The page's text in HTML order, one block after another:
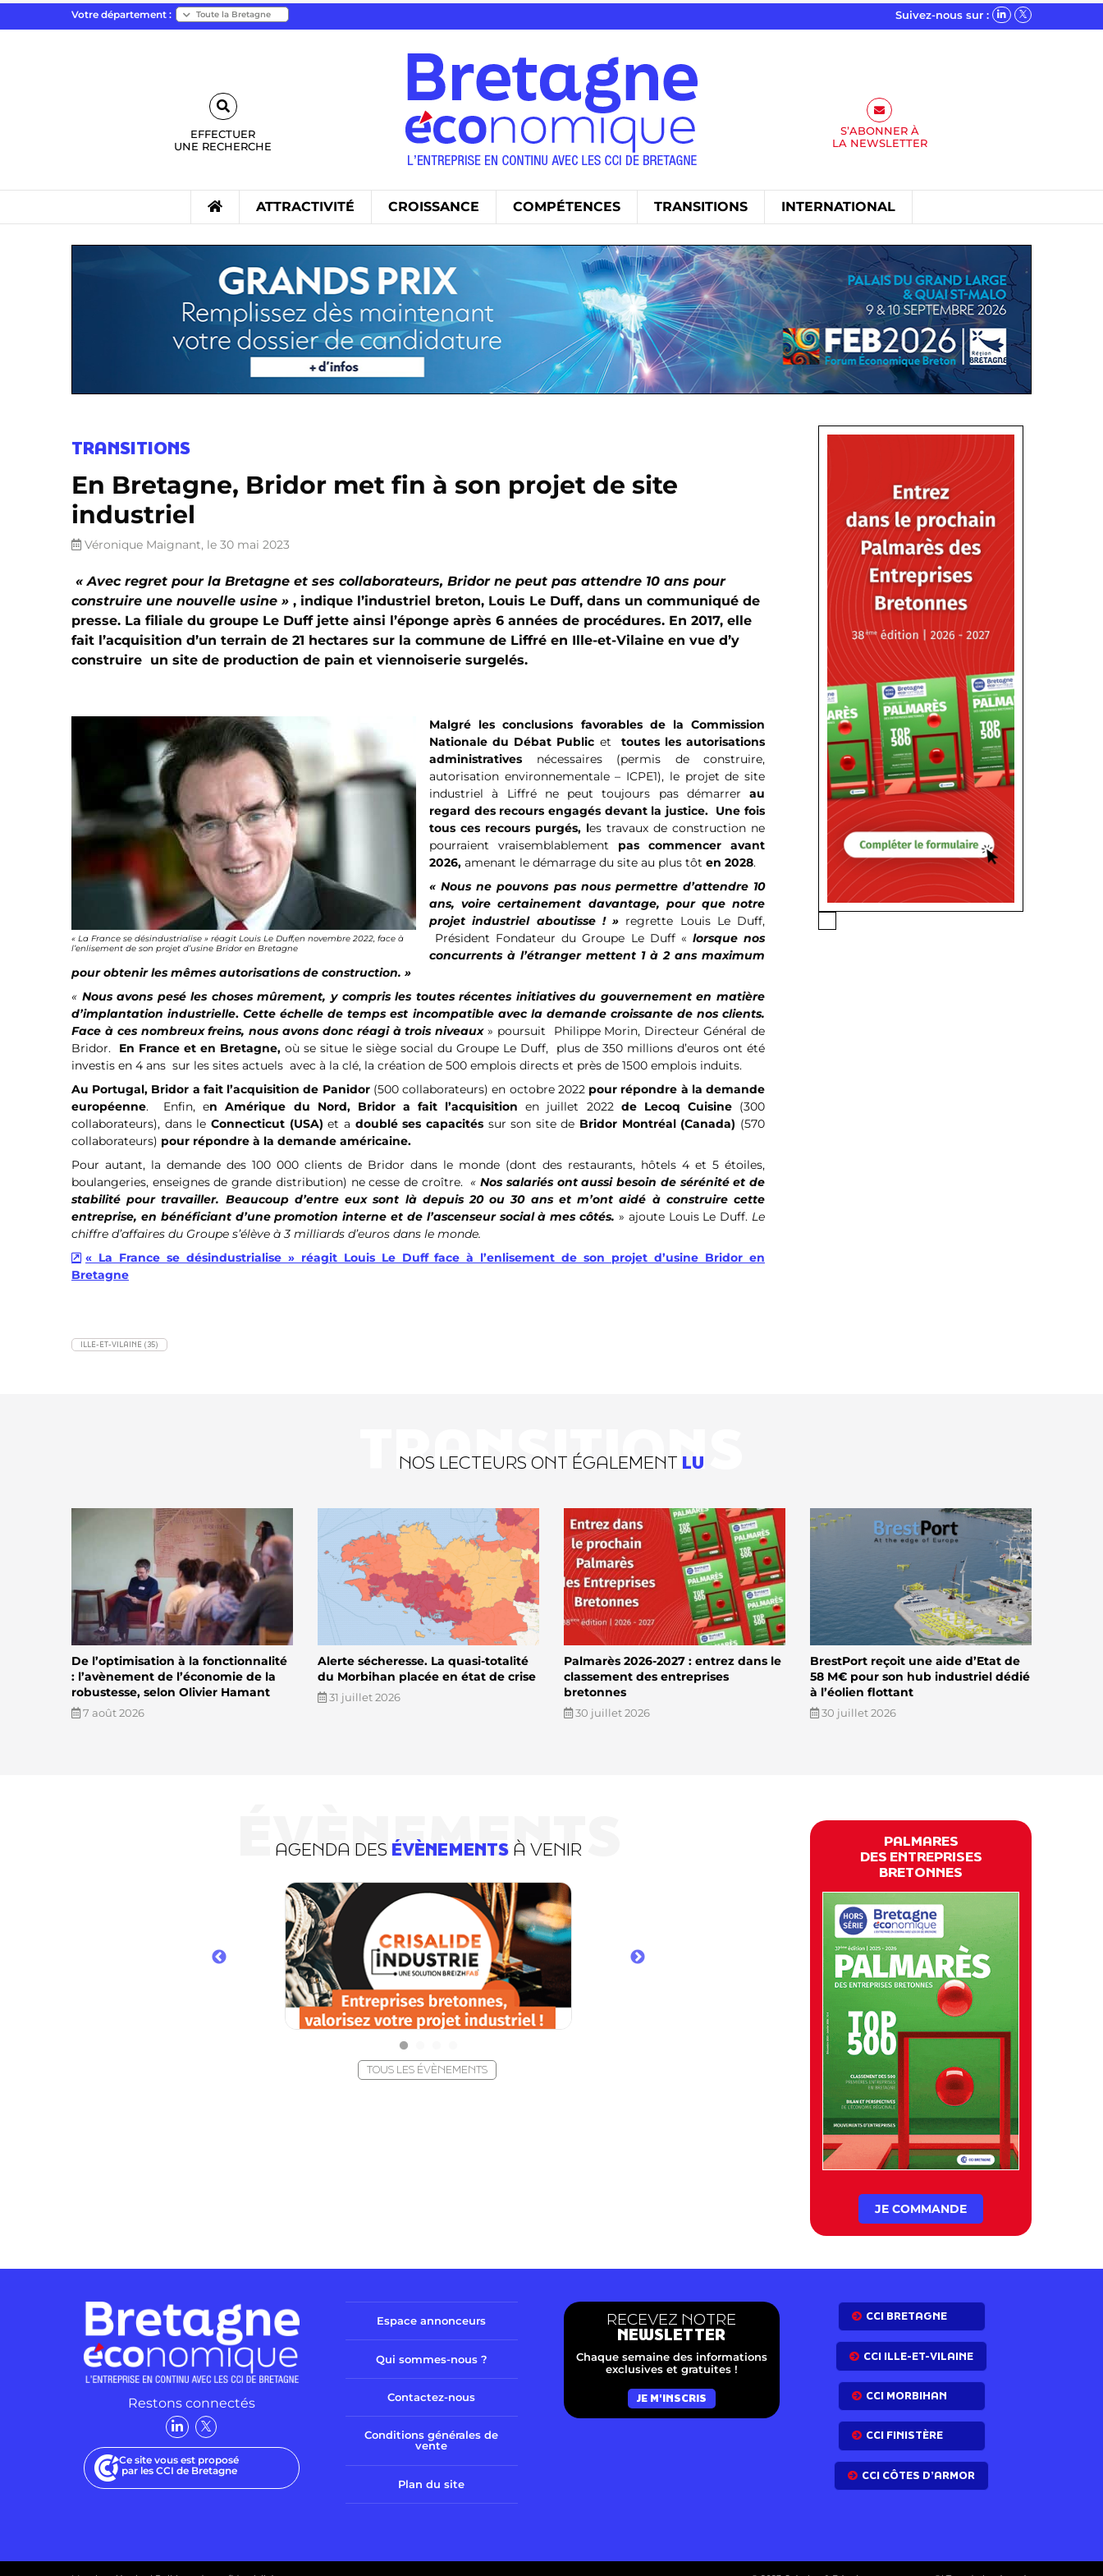
Votre département : Suivez-nous sur :
EFFECTUER
UNE RECHERCHE
S’ABONNER À
LA NEWSLETTER
ATTRACTIVITÉ CROISSANCE COMPÉTENCES TRANSITIONS INTERNATIONAL
TRANSITIONS
En Bretagne, Bridor met fin à son projet de site
industriel
Véronique Maignant, le 30 mai 2023
«Avec regret pour la Bretagne et ses collaborateurs, Bridor ne peut pas attendre 10 ans pour
construire une nouvelle usine » , indique l’industriel breton, Louis Le Duff, dans un communiqué de
presse. La filiale du groupe Le Duff jette ainsi l’éponge après 6 années de procédures. En 2017, elle
fait l’acquisition d’un terrain de 21 hectares sur la commune de Liffré en Ille-et-Vilaine en vue d’y
construire un site de production de pain et viennoiserie surgelés.
« La France se désindustrialise » réagit Louis Le Duff,en novembre 2022, face à
l’enlisement de son projet d’usine Bridor en Bretagne
Malgré les conclusions favorables de la Commission
Nationale du Débat Public et
toutes les autorisations
administratives nécessaires (permis de construire,
autorisation environnementale – ICPE1), le projet de site
industriel à Liffré ne peut toujours pas démarrer au
regard des recours engagés devant la justice. Une fois
tous ces recours purgés, les travaux de construction ne
pourraient vraisemblablement pas commencer avant
2026, amenant le démarrage du site au plus tôt en 2028.
« Nous ne pouvons pas nous permettre d’attendre 10
ans, voire certainement davantage, pour que notre
projet industriel aboutisse ! » regrette Louis Le Duff,
Président Fondateur du Groupe Le Duff « lorsque nos
concurrents à l’étranger mettent 1 à 2 ans maximum
pour obtenir les mêmes autorisations de construction. »
« Nous avons pesé les choses mûrement, y compris les toutes récentes initiatives du gouvernement en matière
d’implantation industrielle.Cette échelle de temps est incompatible avec la demande croissante de nos clients.
Face à ces nombreux freins, nous avons donc réagi à trois niveaux» poursuit Philippe Morin, Directeur Général de
Bridor. En France et en Bretagne, où se situe le siège social du Groupe Le Duff, plus de 350 millions d’euros ont été
investis en 4 ans sur les sites actuels avec à la clé, la création de 500 emplois directs et près de 1500 emplois induits.
Au Portugal, Bridor a fait l’acquisition de Panidor (500 collaborateurs) en octobre 2022 pour répondre à la demande
européenne. Enfin, en Amérique du Nord, Bridor a fait l’acquisitionen juillet 2022 de Lecoq Cuisine (300
collaborateurs), dans le Connecticut (USA)et a doublé ses capacités sur son site de Bridor Montréal (Canada) (570
collaborateurs) pour répondre à la demande américaine.
Pour autant, la demande des 100 000 clients de Bridor dans le monde (dont des restaurants, hôtels 4 et 5 étoiles,
boulangeries, enseignes de grande distribution) ne cesse de croître. «Nos salariés ont aussi besoin de sérénité et de
stabilité pour travailler. Beaucoup d’entre eux sont là depuis 20 ou 30 ans et m’ont aidé à construire cette
entreprise, en bénéficiant d’une promotion interne et de l’ascenseur social à mes côtés. » ajoute Louis Le Duff. Le
chiffre d’affaires du Groupe s’élève à 3 milliards d’euros dans le monde.
« La France se désindustrialise » réagit Louis Le Duff face à l’enlisement de son projet d’usine Bridor en
Bretagne
ILLE-ET-VILAINE (35)
TRANSITIONS
NOS LECTEURS ONT ÉGALEMENT LU
De l’optimisation à la fonctionnalité
: l’avènement de l’économie de la
robustesse, selon Olivier Hamant
7 août 2026
Alerte sécheresse. La quasi-totalité
du Morbihan placée en état de crise
31 juillet 2026
Palmarès 2026-2027 : entrez dans le
classement des entreprises
bretonnes
30 juillet 2026
BrestPort reçoit une aide d’Etat de
58 M€ pour son hub industriel dédié
à l’éolien flottant
30 juillet 2026
ÉVÈNEMENTS
AGENDA DES ÉVÈNEMENTS À VENIR
TOUS LES ÉVÈNEMENTS
PALMARES
DES ENTREPRISES
BRETONNES
JE COMMANDE
Restons connectés
Ce site vous est proposé
par les CCI de Bretagne
Espace annonceurs
Qui sommes-nous ?
Contactez-nous
Conditions générales de
vente
Plan du site
RECEVEZ NOTRE
NEWSLETTER
Chaque semaine des informations
exclusives et gratuites !
JE M'INSCRIS
CCI BRETAGNE
CCI ILLE-ET-VILAINE
CCI MORBIHAN
CCI FINISTÈRE
CCI CÔTES D’ARMOR